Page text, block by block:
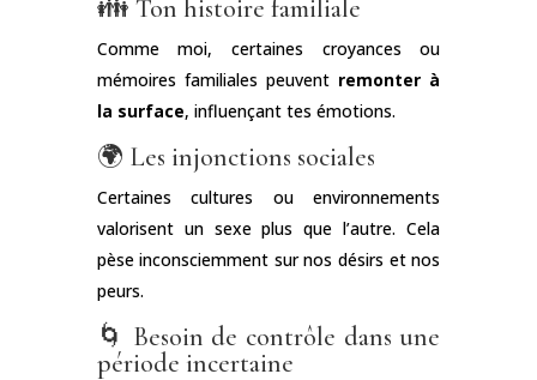
👪 Ton histoire familiale
Comme moi, certaines croyances ou
mémoires familiales peuvent remonter à
la surface, influençant tes émotions.
🌍 Les injonctions sociales
Certaines cultures ou environnements
valorisent un sexe plus que l’autre. Cela
pèse inconsciemment sur nos désirs et nos
peurs.
🌀 Besoin de contrôle dans une
période incertaine